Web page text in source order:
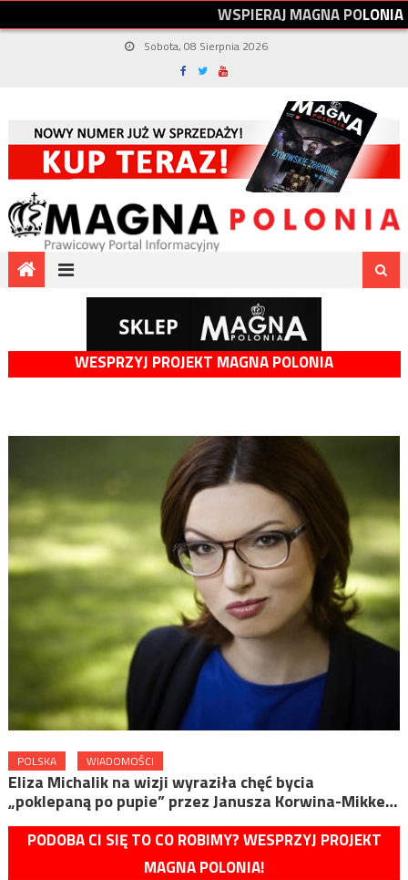
WSPIERAJMAGNAPOLONIA
Sobota, 08 Sierpnia 2026
WESPRZYJ PROJEKT MAGNA POLONIA
POLSKA WIADOMOŚCI
Eliza Michalik na wizji wyraziła chęć bycia
„poklepaną po pupie” przez Janusza Korwina-Mikke…
PODOBA CI SIĘ TO CO ROBIMY? WESPRZYJ PROJEKT
MAGNA POLONIA!